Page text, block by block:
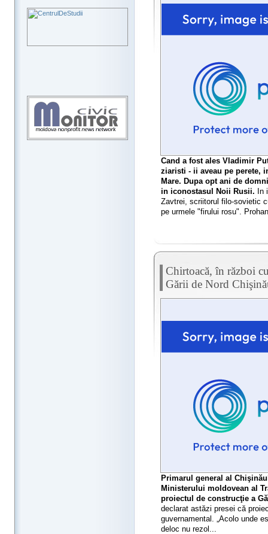
Cand a fost ales Vladimir
ziaristi - ii aveau pe perete,
Mare. Dupa opt ani de
in iconostasul Noii Rusii. In
Zavtrei, scriitorul filo-sovietic
pe urmele "firului rosu".
Chirtoacă, în război
Gării de Nord
Primarul general al
Ministerului moldovean al
proiectul de construcţie a
declarat astăzi presei că
guvernamental. „Acolo unde
deloc nu rezol...